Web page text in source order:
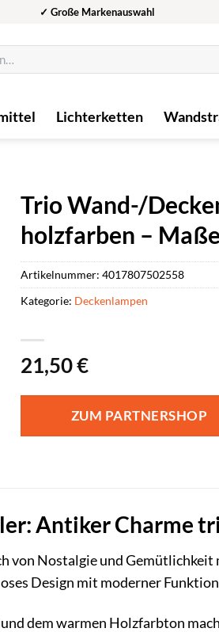
✓ Große Markenauswahl
Lichterketten
Trio Wand-/
holzfarben –
21,50€
ZUM PARTNERSHOP
Artikelnummer: 4017807502558
Kategorie: Deckenlampen
Antiker Charme
von Nostalgie und
Design mit moderner
dem warmen Holzfarbton